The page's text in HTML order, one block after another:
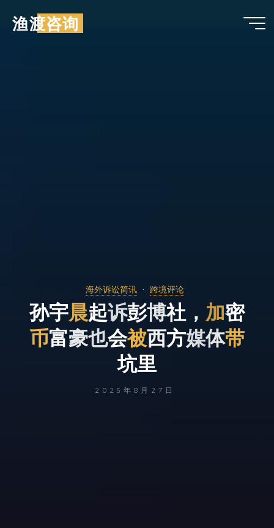
渔渡咨询
海外诉讼简讯 跨境评论
孙宇晨起诉彭博社 ， ，
加密密
币富豪
豪 也会被西
西 方方
媒体带
坑里
2025年8月27日